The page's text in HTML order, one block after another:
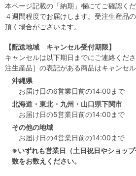
本ページ記載の「納期」欄にてご確認く
４週間程度でお届けします。受注生産品
頂く場合がございます。
【配送地域 キャンセル受付期限】
キャンセルは以下期日までにご連絡くだ
注生産品］の表記がある商品はキャンセル
沖縄県
お届け日の6営業日前の14:00まで
北海道・東北・九州・山口県下関市
お届け日の5営業日前の14:00まで
その他の地域
お届け日の4営業日前の14:00まで
※いずれも営業日（土日祝日やショッ
数をお数えください。